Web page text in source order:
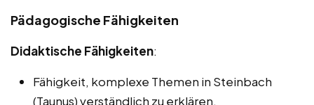
Pädagogische Fähigkeiten
Didaktische Fähigkeiten:
Fähigkeit, komplexe Themen in Steinbach
(Taunus) verständlich zu erklären.